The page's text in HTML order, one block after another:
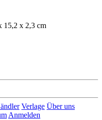
15,2 x 2,3 cm
Verlage Über uns
Anmelden